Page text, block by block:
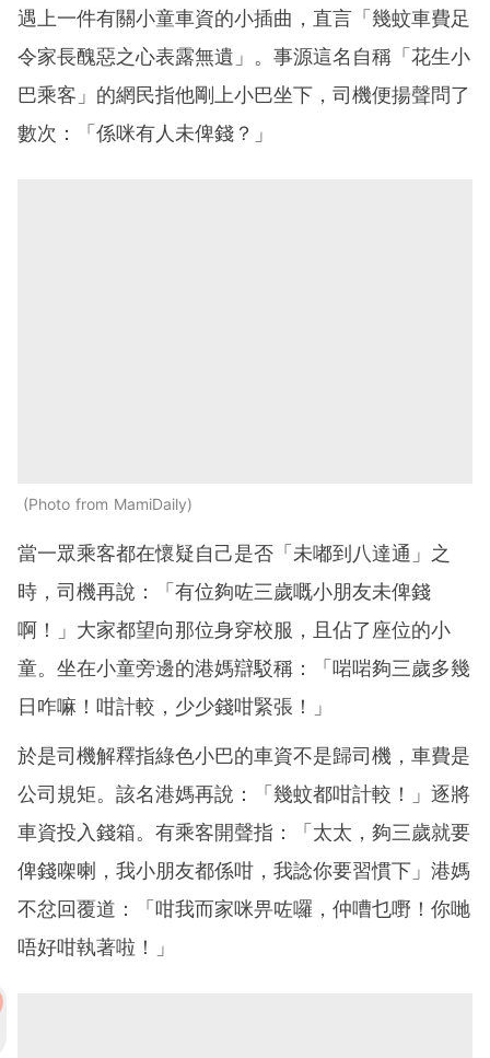
遇上一件有關小童車資的小插曲，直言「幾蚊車費足
令家長醜惡之心表露無遺」。事源這名自稱「花生小
巴乘客」的網民指他剛上小巴坐下，司機便揚聲問了
數次：「係咪有人未俾錢？」
Photo from MamiDaily
當一眾乘客都在懷疑自己是否「未嘟到八達通」之
時，司機再說：「有位夠咗三歲嘅小朋友未俾錢
啊！」大家都望向那位身穿校服，且佔了座位的小
童。坐在小童旁邊的港媽辯駁稱：「啱啱夠三歲多幾
日咋嘛！咁計較，少少錢咁緊張！」
於是司機解釋指綠色小巴的車資不是歸司機，車費是
公司規矩。該名港媽再說：「幾蚊都咁計較！」逐將
車資投入錢箱。有乘客開聲指：「太太，夠三歲就要
俾錢㗎喇，我小朋友都係咁，我諗你要習慣下」港媽
不忿回覆道：「咁我而家咪畀咗囉，仲嘈乜嘢！你哋
唔好咁執著啦！」